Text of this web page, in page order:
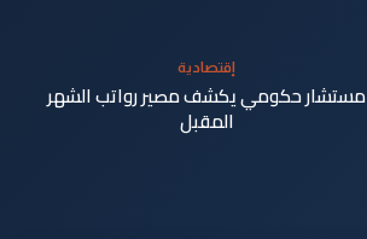
إقتصادية
مستشار حكومي يكشف مصير رواتب الشهر
المقبل